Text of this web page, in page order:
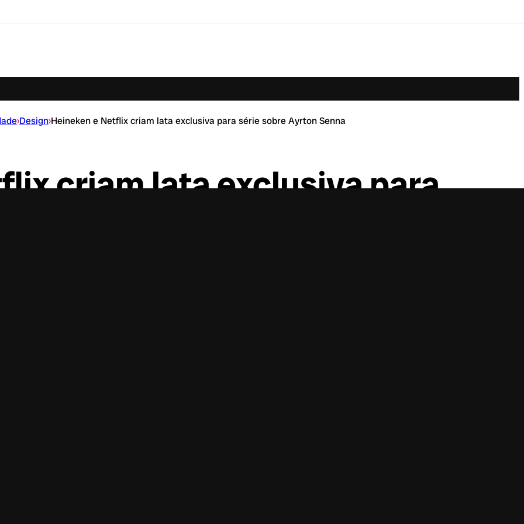
›Design›Heineken e Netflix criam lata exclusiva para série sobre Ayrton Senna
criam lata exclusiva para